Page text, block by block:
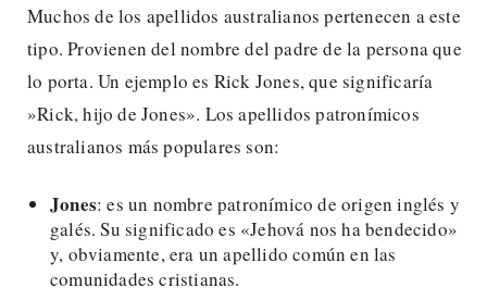
Muchos de los apellidos australianos pertenecen a este
tipo. Provienen del nombre del padre de la persona que
lo porta. Un ejemplo es Rick Jones, que significaría
»Rick, hijo de Jones». Los apellidos patronímicos
australianos más populares son:
Jones: es un nombre patronímico de origen inglés y
galés. Su significado es «Jehová nos ha bendecido»
y, obviamente, era un apellido común en las
comunidades cristianas.